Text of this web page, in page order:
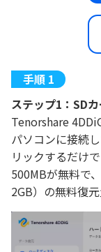
ステップ1：SD
Tenorshare
パソコンに接続
リックするだけ
500MBが無料で
2GB）の無料復